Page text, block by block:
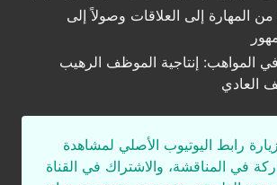
من المهارة إلى العلاقات وصولاً إلى
المواهب: إنتاجية الموظف الرهيب
العادي
رابط اليوتيوب الأصلي لمشاهدة
في المناقشة، والاشتراك في القناة